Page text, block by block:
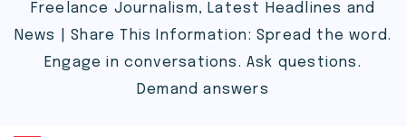
Freelance Journalism, Latest Headlines and
News | Share This Information: Spread the word.
Engage in conversations. Ask questions.
Demand answers